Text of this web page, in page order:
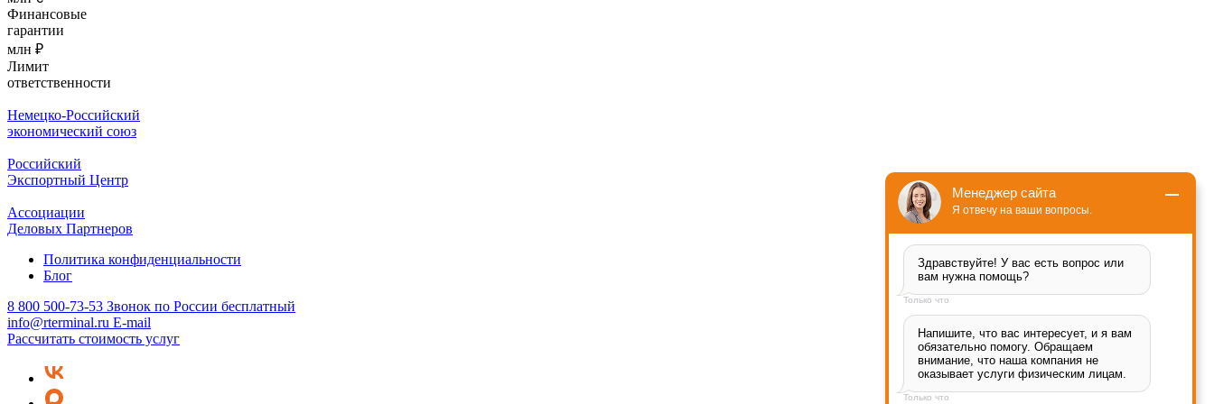
Финансовые
гарантии
млн ₽
Лимит
ответственности
Немецко-Российский
экономический союз
Российский
Экспортный Центр
Ассоциации
Деловых Партнеров
Политика конфиденциальности
Блог
8 800 500-73-53 Звонок по России бесплатный
info@rterminal.ru E-mail
Рассчитать стоимость услуг
Менеджер сайта
Я отвечу на ваши вопросы.
Здравствуйте! У вас есть вопрос или
вам нужна помощь?
Только что
Напишите, что вас интересует, и я вам
обязательно помогу. Обращаем
внимание, что наша компания не
оказывает услуги физическим лицам.
Только что